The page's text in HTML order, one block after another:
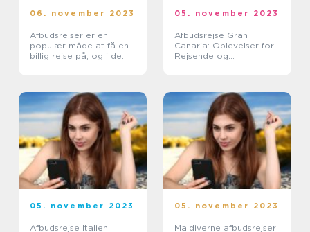
06. november 2023
Afbudsrejser er en
populær måde at få en
billig rejse på, og i de
afbudsrejse rom
05. november 2023
Afbudsrejse Gran
Canaria: Oplevelser for
Rejsende og
05. november 2023
Afbudsrejse Italien:
05. november 2023
Maldiverne afbudsrejser: